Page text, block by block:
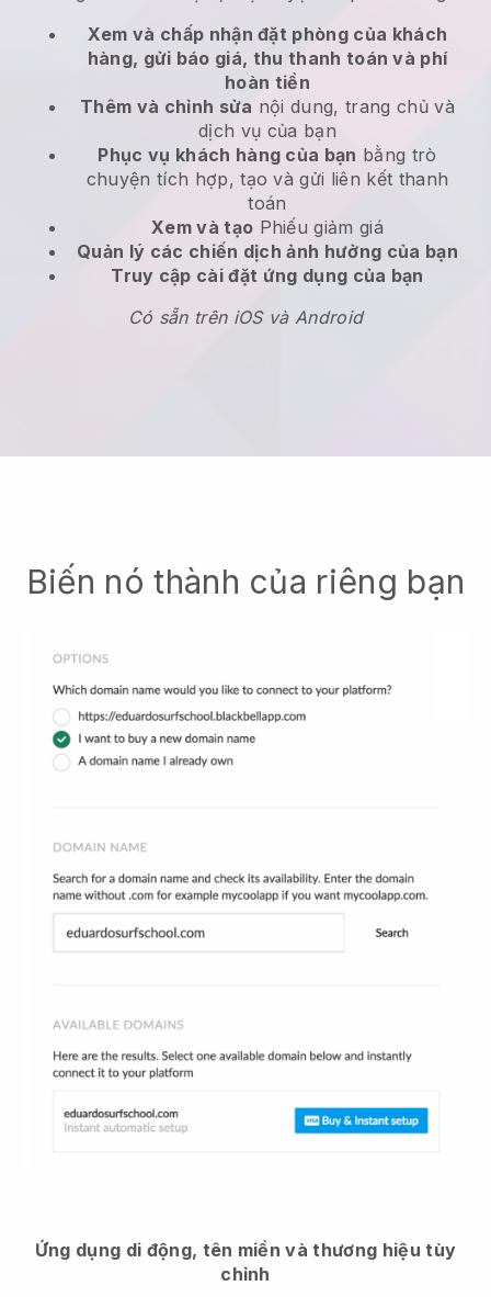
Xem và chấp nhận đặt phòng của khách
hàng, gửi báo giá, thu thanh toán và phí
hoàn tiền
Thêm và chỉnh sửa nội dung, trang chủ và
dịch vụ của bạn
Phục vụ khách hàng của bạn bằng trò
chuyện tích hợp, tạo và gửi liên kết thanh
toán
Xem và tạo Phiếu giảm giá
Quản lý các chiến dịch ảnh hưởng của bạn
Truy cập cài đặt ứng dụng của bạn
Có sẵn trên iOS và Android
Biến nó thành của riêng bạn
Ứng dụng di động, tên miền và thương hiệu tùy
chỉnh